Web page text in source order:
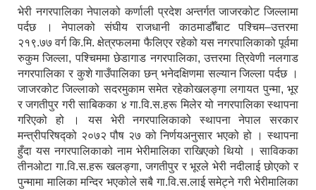
भेरी नगरपालिका नेपालको कर्णाली प्रदेश अन्तर्गत जाजरकोट जिल्लामा
पर्दछ । नेपालको संघीय राजधानी काठमाडौँबाट पश्चिम–उत्तरमा
२१९.७७ वर्ग कि.मि. क्षेत्रफलमा फैलिएर रहेको यस नगरपालिकाको पूर्वमा
रुकुम जिल्ला, पश्चिममा छेडागाड नगरपालिका, उत्तरमा त्रिवेणी नलगाड
नगरपालिका र कुशे गाउँपालिका छन् भनेदक्षिणमा सल्यान जिल्ला पर्दछ ।
जाजरकोट जिल्लाको सदरमुकाम समेत रहेकोखलङ्गा लगायत पुन्मा, भूर
र जगतीपुर गरी साबिकका ४ गा.वि.स.हरू मिलेर यो नगरपालिका स्थापना
गरिएको हो । यस भेरी नगरपालिकाको स्थापना नेपाल सरकार
मन्त्रीपरिषद्को २०७२ पौष २७ को निर्णयअनुसार भएको हो । स्थापना
हुँदा यस नगरपालिकाको नाम भेरीमालिका राखिएको थियो । साविकका
तीनओटा गा.वि.स.हरू खलङ्गा, जगतीपुर र भूरले भेरी नदीलाई छोएको र
पुन्मामा मालिका मन्दिर भएकोले सबै गा.वि.स.लाई समेट्ने गरी भेरीमालिका